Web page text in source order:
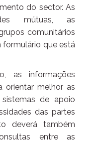
do sector. As
mútuas, as
comunitários
formulário que está
as informações
orientar melhor as
de apoio
das partes
deverá também
entre as